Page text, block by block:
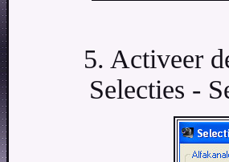
5. Activeer
Selecties -